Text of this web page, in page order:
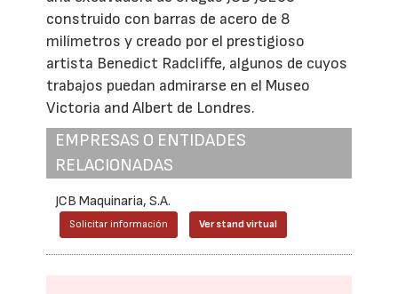
construido con barras de acero de 8
milímetros y creado por el prestigioso
artista Benedict Radcliffe, algunos de cuyos
trabajos puedan admirarse en el Museo
Victoria and Albert de Londres.
EMPRESAS O ENTIDADES
RELACIONADAS
JCB Maquinaria, S.A.
Solicitar información Ver stand virtual